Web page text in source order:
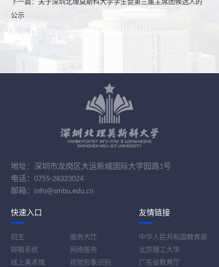
下一篇： 关于深圳北理莫斯科大学学生会第三届主席团候选人的
公示
地址：深圳市龙岗区大运新城国际大学园路1号
电话：0755-28323024
邮箱：info@smbu.edu.cn
快速入口
招生
服务大厅
邮箱系统
网络服务
线上美术馆
视觉形象识别
友情链接
中华人民共和国教育部
北京理工大学
广东省教育厅